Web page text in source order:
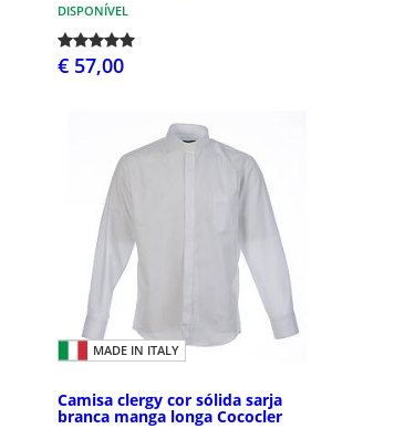
DISPONÍVEL
€ 57,00
MADE IN ITALY
Camisa clergy cor sólida sarja
branca manga longa Cococler